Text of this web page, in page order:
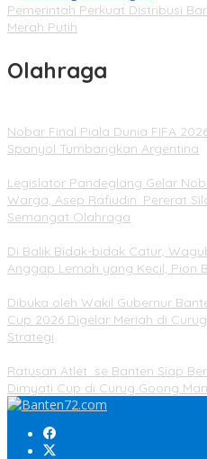
Pemerintah Perkuat Distribusi
Merah Putih
Olahraga
Nobar Final Piala Dunia FIFA
Spanyol Tumbangkan Argentina
Legislator Pandeglang Gelar
Warga, Asep Rafiudin: Pererat
Semangat Olahraga
Di Balik Bidak-bidak Catur,
Anggap Lemah yang Kecil, Pion
Dibuka oleh Wakil Gubernur
Cup 2026 Digelar Meriah di
Strategi
Ratusan Atlet se Banten Siap
Dimyati Cup di Curug Goong